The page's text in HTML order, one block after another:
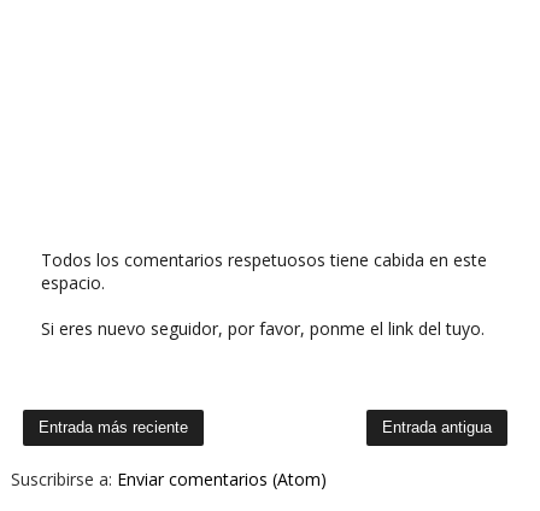
Todos los comentarios respetuosos tiene cabida en este
espacio.
Si eres nuevo seguidor, por favor, ponme el link del tuyo.
Entrada más reciente Entrada antigua
Suscribirse a: Enviar comentarios (Atom)